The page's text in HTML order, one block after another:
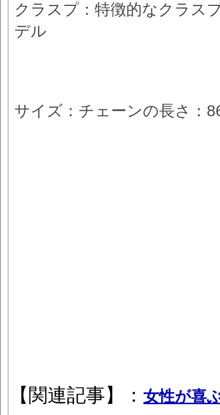
クラスプ：特徴的なクラス
デル
サイズ：チェーンの長さ：
【関連記事】： 女性が喜